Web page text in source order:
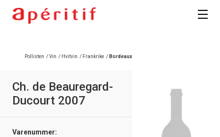
Pollisten /Vin / Hvitvin / Frankrike / Bordeaux
Ch. de Beauregard-
Ducourt 2007
Varenummer: